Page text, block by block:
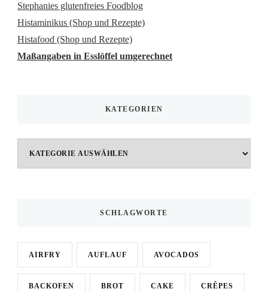
Stephanies glutenfreies Foodblog
Histaminikus (Shop und Rezepte)
Histafood (Shop und Rezepte)
Maßangaben in Esslöffel umgerechnet
KATEGORIEN
SCHLAGWORTE
AIRFRY AUFLAUF AVOCADOS
BACKOFEN BROT CAKE CRÊPES